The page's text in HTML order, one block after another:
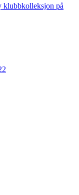
klubbkolleksjon på